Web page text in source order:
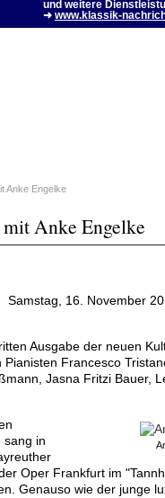
und weitere
➜ www.klassik-
Anke Engelke
Anke Engelke
Samstag, 16. November
Ausgabe der neuen
Francesco
Jasna Fritzi Bauer,
sang in
Oper Frankfurt im
Genauso wie der junge